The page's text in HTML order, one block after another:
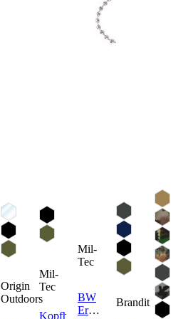
Origin
Outdoors
Mil-
Tec
Kopfhaube
Mil-
Tec
BW
Erkennungsmarken
Brandit